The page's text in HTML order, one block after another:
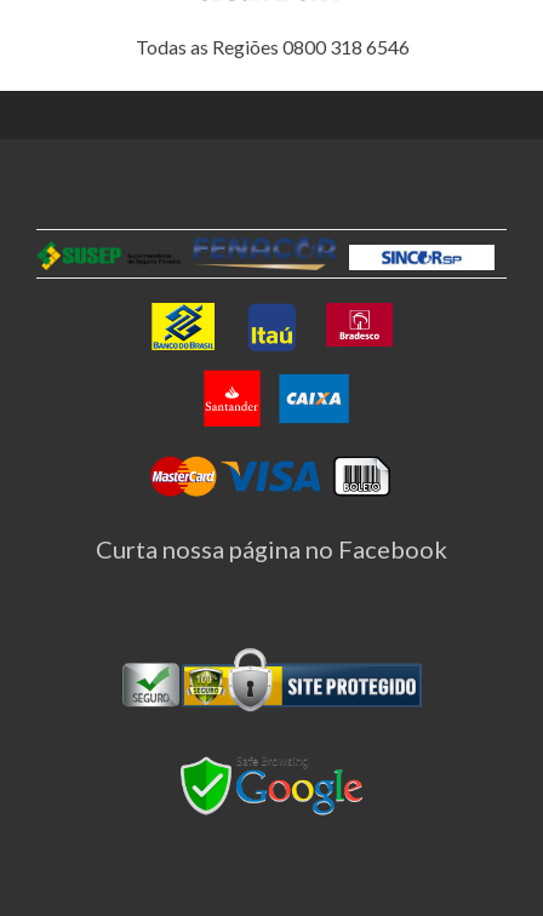
Todas as Regiões 0800 318 6546
Curta nossa página no Facebook